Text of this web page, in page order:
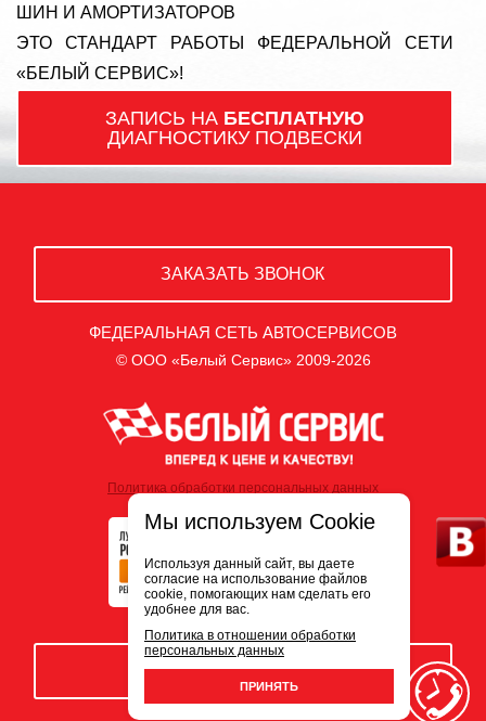
ШИН И АМОРТИЗАТОРОВ
ЭТО СТАНДАРТ РАБОТЫ ФЕДЕРАЛЬНОЙ СЕТИ
«БЕЛЫЙ СЕРВИС»!
ЗАПИСЬ НА БЕСПЛАТНУЮ
ДИАГНОСТИКУ ПОДВЕСКИ
ЗАКАЗАТЬ ЗВОНОК
ФЕДЕРАЛЬНАЯ СЕТЬ АВТОСЕРВИСОВ
© ООО «Белый Сервис» 2009-2026
Политика обработки персональных данных
ЗАПИСЬ НА СЕРВИС
Мы используем Cookie
Используя данный сайт, вы даете
согласие на использование файлов
cookie, помогающих нам сделать его
удобнее для вас.
Политика в отношении обработки
персональных данных
ПРИНЯТЬ